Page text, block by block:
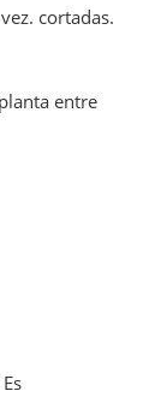
cortadas.
entre